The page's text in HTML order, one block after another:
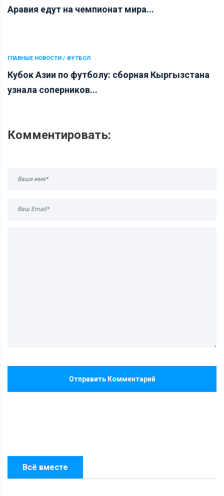
Всё вместе
Аравия едут на чемпионат мира...
ГЛАВНЫЕ НОВОСТИ / ФУТБОЛ
Кубок Азии по футболу: сборная Кыргызстана
узнала соперников...
Комментировать:
Отправить Комментарий